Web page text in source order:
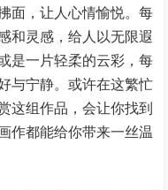
面，让人心情愉悦。每
和灵感，给人以无限遐
是一片轻柔的云彩，每
与宁静。或许在这繁忙
这组作品，会让你找到
作都能给你带来一丝温